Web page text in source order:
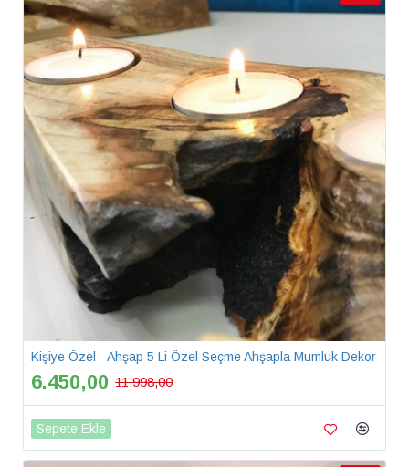
Kişiye Özel - Ahşap 5 Li Özel Seçme Ahşapla Mumluk Dekor
6.450,00 11.998,00
Sepete Ekle